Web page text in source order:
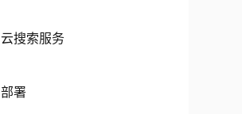
云搜索服务
部署